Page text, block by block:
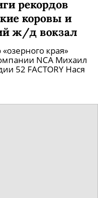
рекордов
коровы и
ж/д вокзал
края»
NCA Михаил
52 FACTORY Нася